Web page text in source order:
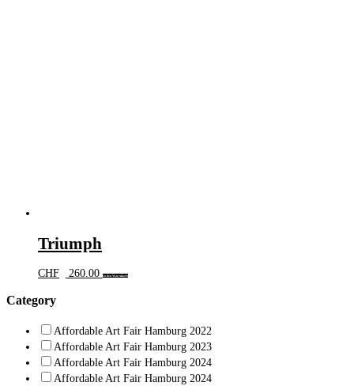
Triumph
CHF 260.00 In den Warenkorb
Category
Affordable Art Fair Hamburg 2022
Affordable Art Fair Hamburg 2023
Affordable Art Fair Hamburg 2024
Affordable Art Fair Hamburg 2024